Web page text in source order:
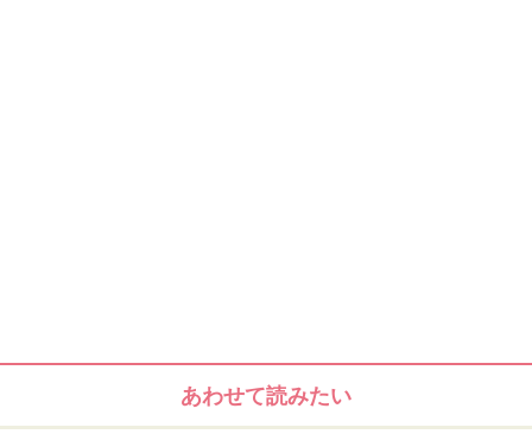
Amazonで化粧品・コスメをチェック！
あわせて読みたい